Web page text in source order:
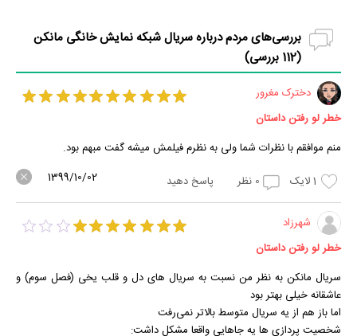
بررسی‌های مردم درباره سریال شبکه نمایش خانگی مانکن
(
112 بررسی)
دخترک مغرور
خطر لو رفتن داستان
منم موافقم با نظرات شما ولی به نظرم فیلمش میشه گفت مبهم بود.
1لایک 0 نظر پاسخ دهید 1399/10/02
شهرزاد
خطر لو رفتن داستان
سریال مانکن به نظر من نسبت به سریال های دل و قلب یخی (فصل سوم) و
عاشقانه خیلی بهتر بود
اما باز هم از یه سریال متوسط بالاتر نمی‌رفت
شخصیت پردازی ها یه جاهایی واقعا مشکل داشت: